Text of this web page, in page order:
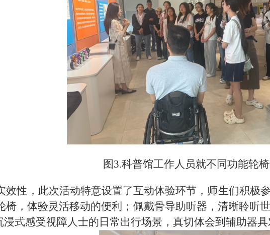
图3.科普馆工作人员就不同功能轮
效性，此次活动特意设置了互动体验环节，师生们积极
椅，体验灵活移动的便利；佩戴骨导助听器，清晰聆听
浸式感受视障人士的日常出行场景，真切体会到辅助器